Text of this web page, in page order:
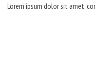
Lorem ipsum dolor sit amet,